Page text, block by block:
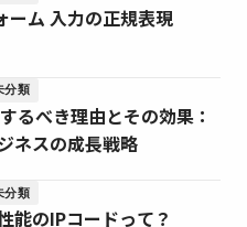
ーム 入力の正規表現
分類
るべき理由とその効果：
ネスの成長戦略
分類
能のIPコードって？